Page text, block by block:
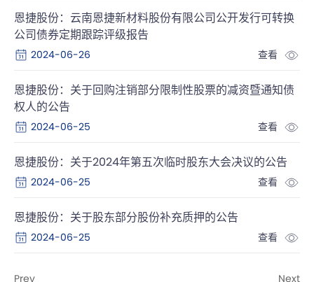
恩捷股份：云南恩捷新材料股份有限公司公开发行可转换
公司债券定期跟踪评级报告
2024-06-26 查看
恩捷股份：关于回购注销部分限制性股票的减资暨通知债
权人的公告
2024-06-25 查看
恩捷股份：关于2024年第五次临时股东大会决议的公告
2024-06-25 查看
恩捷股份：关于股东部分股份补充质押的公告
2024-06-25 查看
Prev Next